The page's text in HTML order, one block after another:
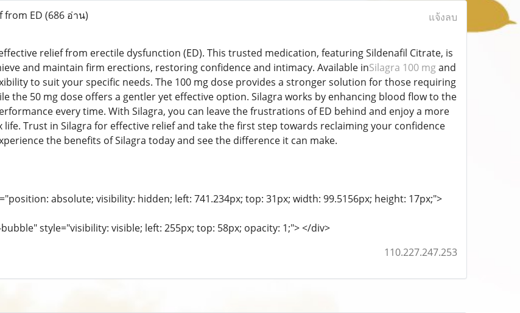
from ED (686 อ่าน) แจ้งลบ
relief from erectile dysfunction (ED). This trusted medication, featuring Sildenafil Citrate, is
and maintain firm erections, restoring confidence and intimacy. Available inSilagra 100 mgand
to suit your specific needs. The 100 mg dose provides a stronger solution for those requiring
the 50 mg dose offers a gentler yet effective option. Silagra works by enhancing blood flow to the
every time. With Silagra, you can leave the frustrations of ED behind and enjoy a more
life. Trust in Silagra for effective relief and take the first step towards reclaiming your confidence
the benefits of Silagra today and see the difference it can make.
absolute; visibility: hidden; left: 741.234px; top: 31px; width: 99.5156px; height: 17px;">
style="visibility: visible; left: 255px; top: 58px; opacity: 1;"> </div>
110.227.247.253